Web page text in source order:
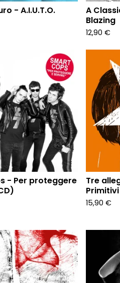
- A.I.U.T.O.
A
Blazing
12,90 €
- Per proteggere
Tre
15,90 €